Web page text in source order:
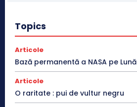
Topics
Articole
Bază permanentă a NASA pe Lună
Articole
O raritate : pui de vultur negru